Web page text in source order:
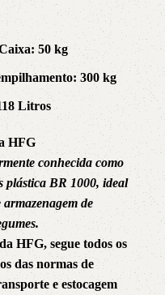
50 kg
300 kg
Litros
HFG
conhecida como
plástica BR 1000, ideal
de
HFG, segue todos os
das normas de
e estocagem